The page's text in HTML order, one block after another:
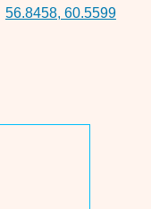
56.8458, 60.5599